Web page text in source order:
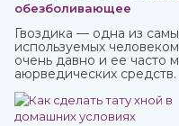
обезболивающее
Гвоздика — одна из
используемых
очень давно и ее часто
аюрведических средств.